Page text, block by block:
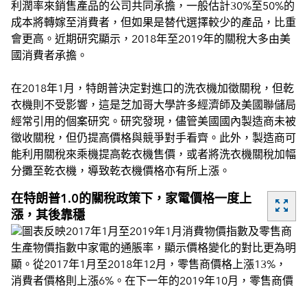
利潤率來銷售產品的公司共同承擔，一般估計30%至50%的
成本將轉嫁至消費者，但如果是替代選擇較少的產品，比重
會更高。近期研究顯示，2018年至2019年的關稅大多由美
國消費者承擔。
在2018年1月，特朗普決定對進口的洗衣機加徵關稅，但乾
衣機則不受影響，這是芝加哥大學許多經濟師及美國聯儲局
經常引用的個案研究。研究發現，儘管美國國內製造商未被
徵收關稅，但仍提高價格與競爭對手看齊。此外，製造商可
能利用關稅來乘機提高乾衣機售價，或者將洗衣機關稅加幅
分攤至乾衣機，導致乾衣機價格亦有所上漲。
在特朗普1.0的關稅政策下，家電價格一度上
漲，其後靠穩
zoom_out_map